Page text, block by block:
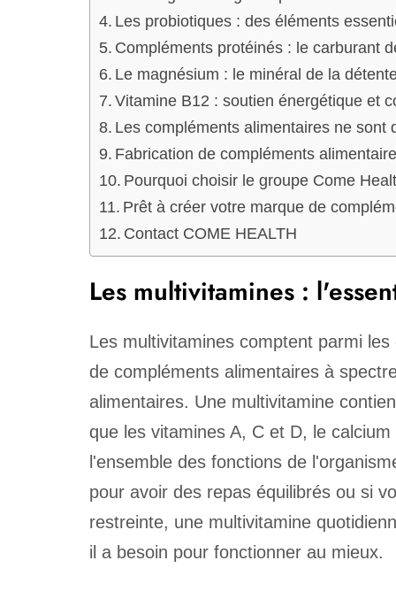
Les probiotiques : des éléments
Compléments protéinés : le carburant
Le magnésium : le minéral de la
Vitamine B12 : soutien énergétique et
Les compléments alimentaires ne sont
Fabrication de compléments
Pourquoi choisir le groupe Come
Prêt à créer votre marque de
Contact COME HEALTH
Les multivitamines :
Les multivitamines comptent parmi
de compléments alimentaires à
alimentaires. Une multivitamine
que les vitamines A, C et D, le
l'ensemble des fonctions de
pour avoir des repas équilibrés ou si
restreinte, une multivitamine
il a besoin pour fonctionner au mieux.